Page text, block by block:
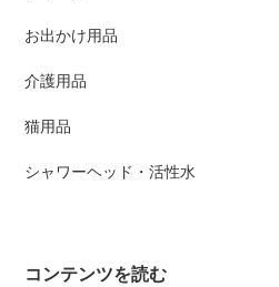
お出かけ用品
介護用品
猫用品
シャワーヘッド・活性水
コンテンツを読む